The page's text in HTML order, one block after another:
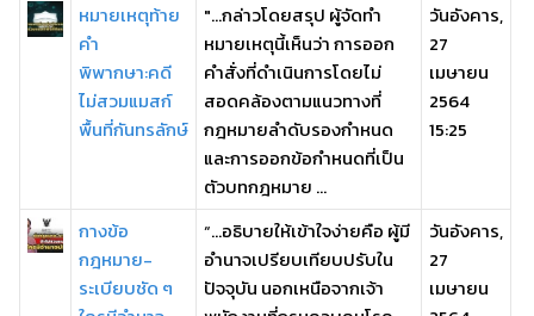
หมายเหตุท้าย
คำ
พิพากษา:คดี
ไม่สวมแมสก์
พื้นที่กันทรลักษ์
"...กล่าวโดยสรุป ผู้จัดทำ
หมายเหตุนี้เห็นว่า การออก
คำสั่งที่ดำเนินการโดยไม่
สอดคล้องตามแนวทางที่
กฎหมายลำดับรองกำหนด
และการออกข้อกำหนดที่เป็น
ตัวบทกฎหมาย ...
วันอังคาร,
27
เมษายน
2564
15:25
กางข้อ
กฎหมาย-
ระเบียบชัด ๆ
“...อธิบายให้เข้าใจง่ายคือ ผู้มี
อำนาจเปรียบเทียบปรับใน
ปัจจุบัน นอกเหนือจากเจ้า
วันอังคาร,
27
เมษายน